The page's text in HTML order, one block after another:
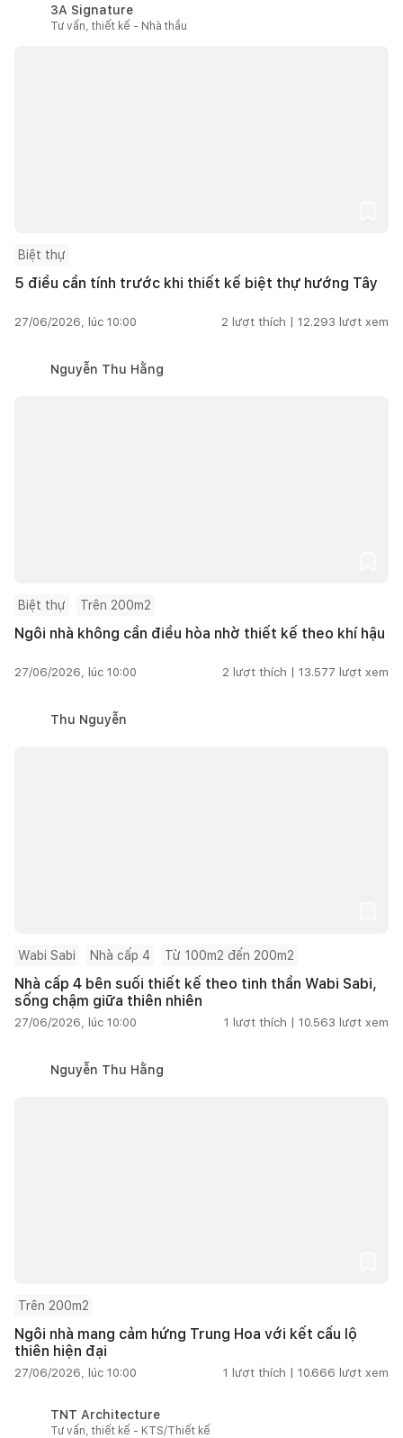
3A Signature
Tư vấn, thiết kế - Nhà thầu
Biệt thự
5 điều cần tính trước khi thiết kế biệt thự hướng Tây
27/06/2026, lúc 10:00 2 lượt thích | 12.293 lượt xem
Nguyễn Thu Hằng
Biệt thự Trên 200m2
Ngôi nhà không cần điều hòa nhờ thiết kế theo khí hậu
27/06/2026, lúc 10:00 2 lượt thích | 13.577 lượt xem
Thu Nguyễn
Wabi Sabi Nhà cấp 4 Từ 100m2 đến 200m2
Nhà cấp 4 bên suối thiết kế theo tinh thần Wabi Sabi,
sống chậm giữa thiên nhiên
27/06/2026, lúc 10:00 1 lượt thích | 10.563 lượt xem
Nguyễn Thu Hằng
Trên 200m2
Ngôi nhà mang cảm hứng Trung Hoa với kết cấu lộ
thiên hiện đại
27/06/2026, lúc 10:00 1 lượt thích | 10.666 lượt xem
TNT Architecture
Tư vấn, thiết kế - KTS/Thiết kế